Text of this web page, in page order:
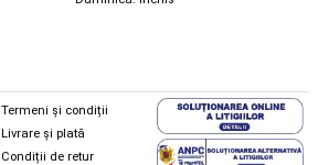
Termeni și condiții
Livrare și plată
Condiții de retur